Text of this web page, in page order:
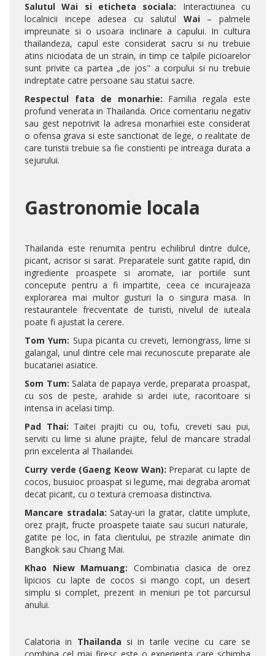
Salutul Wai si eticheta sociala: Interactiunea cu
localnicii incepe adesea cu salutul Wai– palmele
impreunate si o usoara inclinare a capului. In cultura
thailandeza, capul este considerat sacru si nu trebuie
atins niciodata de un strain, in timp ce talpile picioarelor
sunt privite ca partea „de jos" a corpului si nu trebuie
indreptate catre persoane sau statui sacre.
Respectul fata de monarhie: Familia regala este
profund venerata in Thailanda. Orice comentariu negativ
sau gest nepotrivit la adresa monarhiei este considerat
o ofensa grava si este sanctionat de lege, o realitate de
care turistii trebuie sa fie constienti pe intreaga durata a
sejurului.
Gastronomie locala
Thailanda este renumita pentru echilibrul dintre dulce,
picant, acrisor si sarat. Preparatele sunt gatite rapid, din
ingrediente proaspete si aromate, iar portiile sunt
concepute pentru a fi impartite, ceea ce incurajeaza
explorarea mai multor gusturi la o singura masa. In
restaurantele frecventate de turisti, nivelul de iuteala
poate fi ajustat la cerere.
Tom Yum: Supa picanta cu creveti, lemongrass, lime si
galangal, unul dintre cele mai recunoscute preparate ale
bucatariei asiatice.
Som Tum: Salata de papaya verde, preparata proaspat,
cu sos de peste, arahide si ardei iute, racoritoare si
intensa in acelasi timp.
Pad Thai: Taitei prajiti cu ou, tofu, creveti sau pui,
serviti cu lime si alune prajite, felul de mancare stradal
prin excelenta al Thailandei.
Curry verde (Gaeng Keow Wan): Preparat cu lapte de
cocos, busuioc proaspat si legume, mai degraba aromat
decat picant, cu o textura cremoasa distinctiva.
Mancare stradala: Satay-uri la gratar, clatite umplute,
orez prajit, fructe proaspete taiate sau sucuri naturale,
gatite pe loc, in fata clientului, pe strazile animate din
Bangkok sau Chiang Mai.
Khao Niew Mamuang: Combinatia clasica de orez
lipicios cu lapte de cocos si mango copt, un desert
simplu si complet, prezent in meniuri pe tot parcursul
anului.
Calatoria in Thailanda si in tarile vecine cu care se